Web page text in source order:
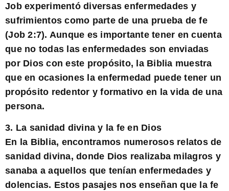
Job experimentó diversas enfermedades y
sufrimientos como parte de una prueba de fe
(Job 2:7). Aunque es importante tener en cuenta
que no todas las enfermedades son enviadas
por Dios con este propósito, la Biblia muestra
que en ocasiones la enfermedad puede tener un
propósito redentor y formativo en la vida de una
persona.
3. La sanidad divina y la fe en Dios
En la Biblia, encontramos numerosos relatos de
sanidad divina, donde Dios realizaba milagros y
sanaba a aquellos que tenían enfermedades y
dolencias. Estos pasajes nos enseñan que la fe